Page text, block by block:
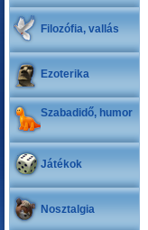
Filozófia, vallás
Ezoterika
Szabadidő, humor
Játékok
Nosztalgia